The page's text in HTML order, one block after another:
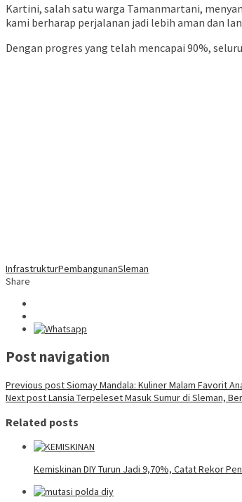
Kartini, salah satu warga Tamanmartani,
kami berharap perjalanan jadi lebih aman dan
Dengan progres yang telah mencapai 90%,
InfrastrukturPembangunanSleman
Share
Post navigation
Previous postSiomay Mandala: Kuliner Malam Favorit
Next postLansia Terpeleset Masuk Sumur di Sleman,
Related posts
Kemiskinan DIY Turun Jadi 9,70%, Catat Rekor